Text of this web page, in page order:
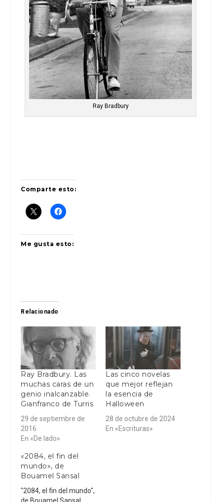
Ray Bradbury
Comparte esto:
Me gusta esto:
Relacionado
Ray Bradbury. Las
muchas caras de un
genio inalcanzable.
Gianfranco de Turris
29 de septiembre de
2016
En «De lado»
Las cinco novelas
que mejor reflejan
la esencia de
Halloween
28 de octubre de 2024
En «Escrituras»
«2084, el fin del
mundo», de
Bouamel Sansal
"2084, el fin del mundo",